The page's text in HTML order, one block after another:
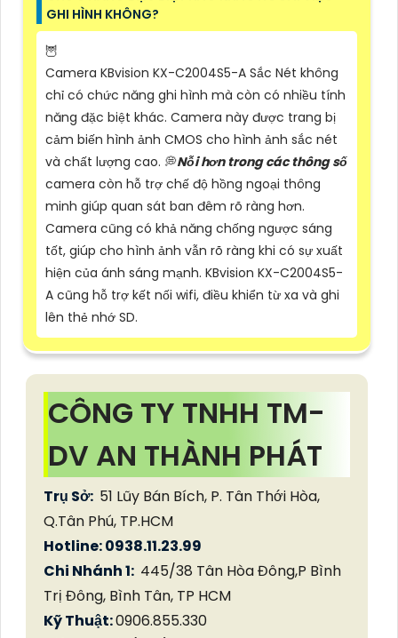
GHI HÌNH KHÔNG?
🦉
Camera KBvision KX-C2004S5-A Sắc Nét không
chỉ có chức năng ghi hình mà còn có nhiều tính
năng đặc biệt khác. Camera này được trang bị
cảm biến hình ảnh CMOS cho hình ảnh sắc nét
và chất lượng cao. 💭Nỗi hơn trong các thông số
camera còn hỗ trợ chế độ hồng ngoại thông
minh giúp quan sát ban đêm rõ ràng hơn.
Camera cũng có khả năng chống ngược sáng
tốt, giúp cho hình ảnh vẫn rõ ràng khi có sự xuất
hiện của ánh sáng mạnh. KBvision KX-C2004S5-
A cũng hỗ trợ kết nối wifi, điều khiển từ xa và ghi
lên thẻ nhớ SD.
CÔNG TY TNHH TM-
DV AN THÀNH PHÁT
Trụ Sở: 51 Lũy Bán Bích, P. Tân Thới Hòa,
Q.Tân Phú, TP.HCM
Hotline: 0938.11.23.99
Chi Nhánh 1: 445/38 Tân Hòa Đông,P Bình
Trị Đông, Bình Tân, TP HCM
Kỹ Thuật:0906.855.330